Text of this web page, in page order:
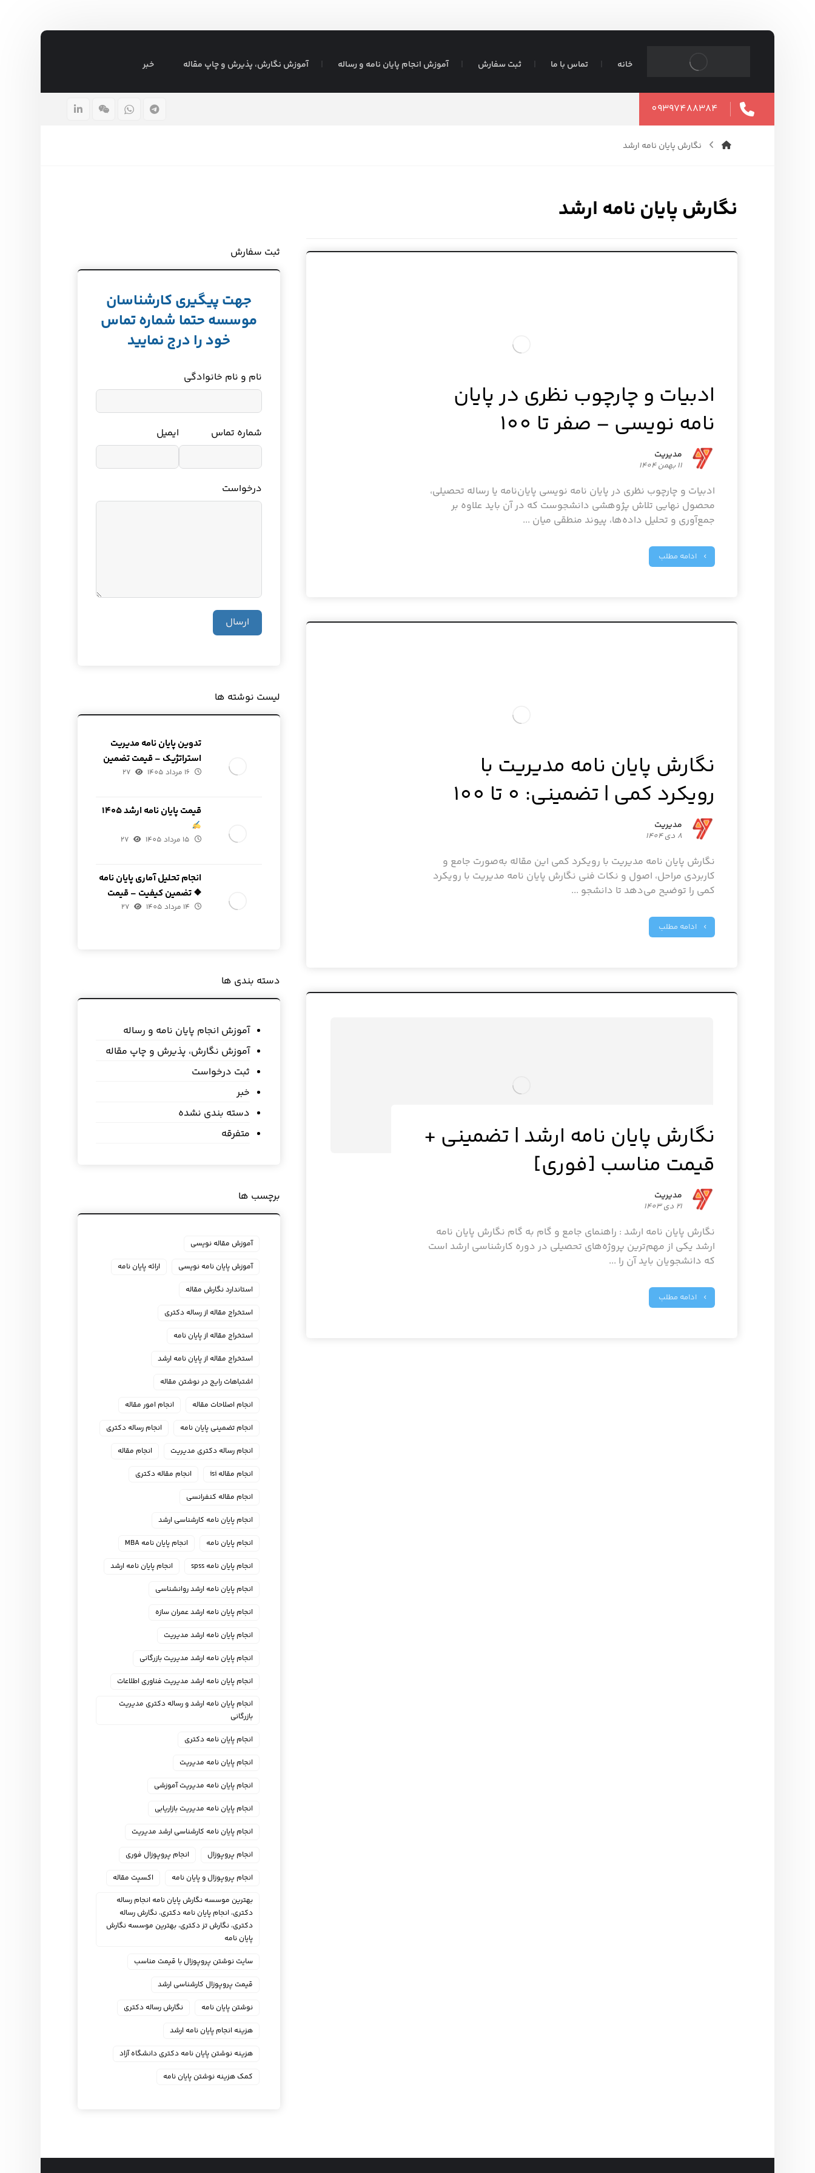
خانه تماس با ما ثبت سفارش آموزش انجام پایان نامه و رساله آموزش نگارش، پذیرش و چاپ مقاله خبر
09397488384
نگارش پایان نامه ارشد
نگارش پایان نامه ارشد
ادبیات و چارچوب نظری در پایان
نامه نویسی – صفر تا 100
مدیریت
11 بهمن 1404
ادبیات و چارچوب نظری در پایان نامه نویسی پایان‌نامه یا رساله تحصیلی،
محصول نهایی تلاش پژوهشی دانشجوست که در آن باید علاوه بر
جمع‌آوری و تحلیل داده‌ها، پیوند منطقی میان ...
ادامه مطلب
نگارش پایان نامه مدیریت با
رویکرد کمی | تضمینی: 0 تا 100
مدیریت
8 دی 1404
نگارش پایان نامه مدیریت با رویکرد کمی این مقاله به‌صورت جامع و
کاربردی مراحل، اصول و نکات فنی نگارش پایان نامه مدیریت با رویکرد
کمی را توضیح می‌دهد تا دانشجو ...
ادامه مطلب
نگارش پایان نامه ارشد | تضمینی +
قیمت مناسب [فوری]
مدیریت
21 دی 1403
نگارش پایان نامه ارشد : راهنمای جامع و گام به گام نگارش پایان نامه
ارشد یکی از مهم‌ترین پروژه‌های تحصیلی در دوره کارشناسی ارشد است
که دانشجویان باید آن را ...
ادامه مطلب
ثبت سفارش
جهت پیگیری کارشناسان
موسسه حتما شماره تماس
خود را درج نمایید
نام و نام خانوادگی
شماره تماس ایمیل
درخواست
ارسال
لیست نوشته ها
تدوین پایان نامه مدیریت
استراتژیک – قیمت تضمین
شده
16 مرداد 1405 27
قیمت پایان نامه ارشد ۱۴۰۵
15 مرداد 1405 27
انجام تحلیل آماری پایان نامه
❖ تضمین کیفیت – قیمت
مناسب
14 مرداد 1405 27
دسته بندی ها
آموزش انجام پایان نامه و رساله
آموزش نگارش، پذیرش و چاپ مقاله
ثبت درخواست
خبر
دسته بندی نشده
متفرقه
برچسب ها
آموزش مقاله نویسی
آموزش پایان نامه نویسی
ارائه پایان نامه
استاندارد نگارش مقاله
استخراج مقاله از رساله دکتری
استخراج مقاله از پایان نامه
استخراج مقاله از پایان نامه ارشد
اشتباهات رایج در نوشتن مقاله
انجام اصلاحات مقاله
انجام امور مقاله
انجام تضمینی پایان نامه
انجام رساله دکتری
انجام رساله دکتری مدیریت
انجام مقاله
انجام مقاله isi
انجام مقاله دکتری
انجام مقاله کنفرانسی
انجام پايان نامه كارشناسي ارشد
انجام پایان نامه
انجام پایان نامه MBA
انجام پایان نامه spss
انجام پایان نامه ارشد
انجام پایان نامه ارشد روانشناسی
انجام پایان نامه ارشد عمران سازه
انجام پایان نامه ارشد مدیریت
انجام پایان نامه ارشد مدیریت بازرگانی
انجام پایان نامه ارشد مدیریت فناوری اطلاعات
انجام پایان نامه ارشد و رساله دکتری مدیریت
بازرگانی
انجام پایان نامه دکتری
انجام پایان نامه مدیریت
انجام پایان نامه مدیریت آموزشی
انجام پایان نامه مدیریت بازاریابی
انجام پایان نامه کارشناسی ارشد مدیریت
انجام پروپوزال
انجام پروپوزال فوری
انجام پروپوزال و پایان نامه
اکسپت مقاله
بهترین موسسه نگارش پایان نامه انجام رساله
دکتری، انجام پایان نامه دکتری، نگارش رساله
دکتری، نگارش تز دکتری، بهترین موسسه نگارش
پایان نامه
سایت نوشتن پروپوزال با قیمت مناسب
قیمت پروپوزال کارشناسی ارشد
نوشتن پایان نامه
نگارش رساله دکتری
هزینه انجام پایان نامه ارشد
هزینه نوشتن پایان نامه دکتری دانشگاه آزاد
کمک هزینه نوشتن پایان نامه